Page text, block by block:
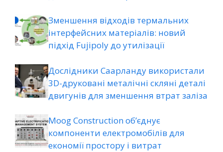
Зменшення відходів термальних
інтерфейсних матеріалів: новий
підхід Fujipoly до утилізації
Дослідники Саарланду використали
3D-друковані металічні скляні деталі
двигунів для зменшення втрат заліза
Moog Construction об’єднує
компоненти електромобілів для
економії простору і витрат